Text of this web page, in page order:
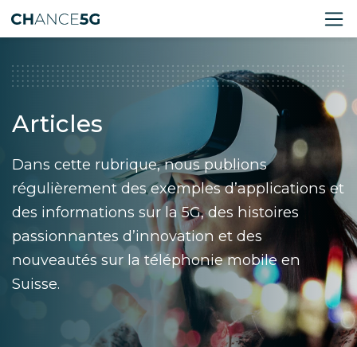
Articles
Dans cette rubrique, nous publions
régulièrement des exemples d’applications et
des informations sur la 5G, des histoires
passionnantes d’innovation et des
nouveautés sur la téléphonie mobile en
Suisse.